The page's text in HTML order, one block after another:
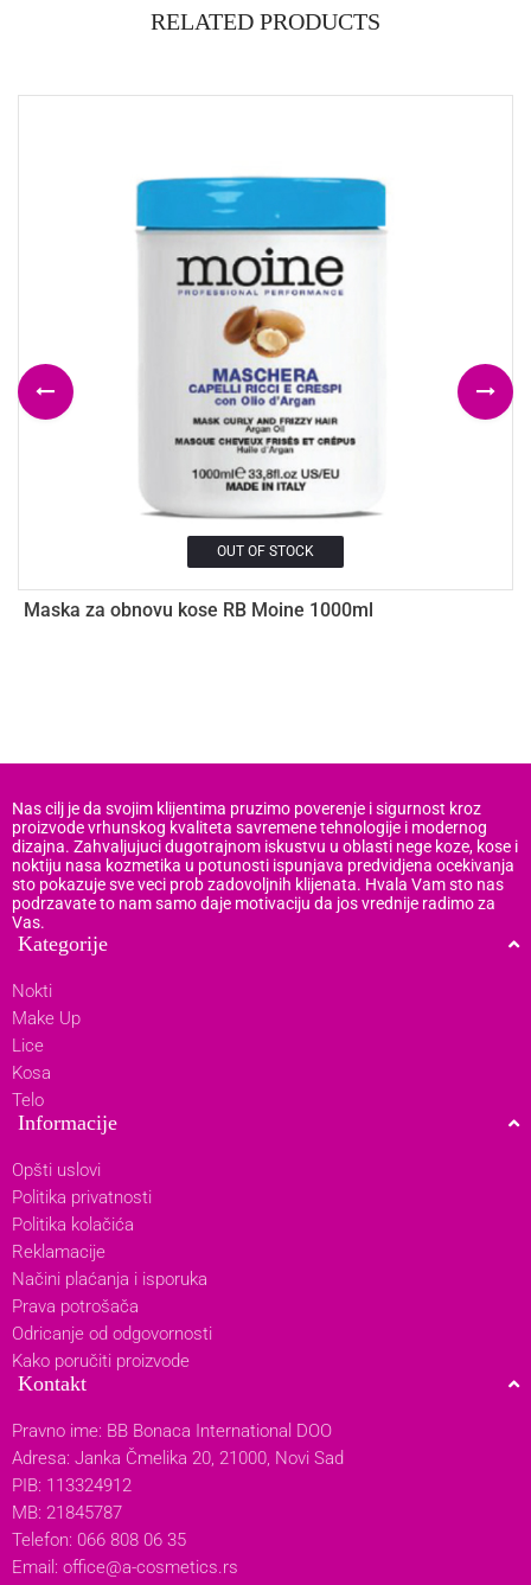
RELATED PRODUCTS
OUT OF STOCK
Maska za obnovu kose RB Moine 1000ml
Nas cilj je da svojim klijentima pruzimo poverenje i sigurnost kroz
proizvode vrhunskog kvaliteta savremene tehnologije i modernog
dizajna. Zahvaljujuci dugotrajnom iskustvu u oblasti nege koze, kose i
noktiju nasa kozmetika u potunosti ispunjava predvidjena ocekivanja
sto pokazuje sve veci prob zadovoljnih klijenata. Hvala Vam sto nas
podrzavate to nam samo daje motivaciju da jos vrednije radimo za
Vas.
Kategorije
Nokti
Make Up
Lice
Kosa
Telo
Informacije
Opšti uslovi
Politika privatnosti
Politika kolačića
Reklamacije
Načini plaćanja i isporuka
Prava potrošača
Odricanje od odgovornosti
Kako poručiti proizvode
Kontakt
Pravno ime: BB Bonaca International DOO
Adresa: Janka Čmelika 20, 21000, Novi Sad
PIB: 113324912
MB: 21845787
Telefon: 066 808 06 35
Email: office@a-cosmetics.rs